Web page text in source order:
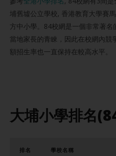
埔舊墟公立學校, 香港教育大學賽
方中小學。84校網是一個非常著
當地家長的青睞，因此在校網內競
額招生率也一直保持在較高水平。
大埔小學排名(
排名 學校名稱